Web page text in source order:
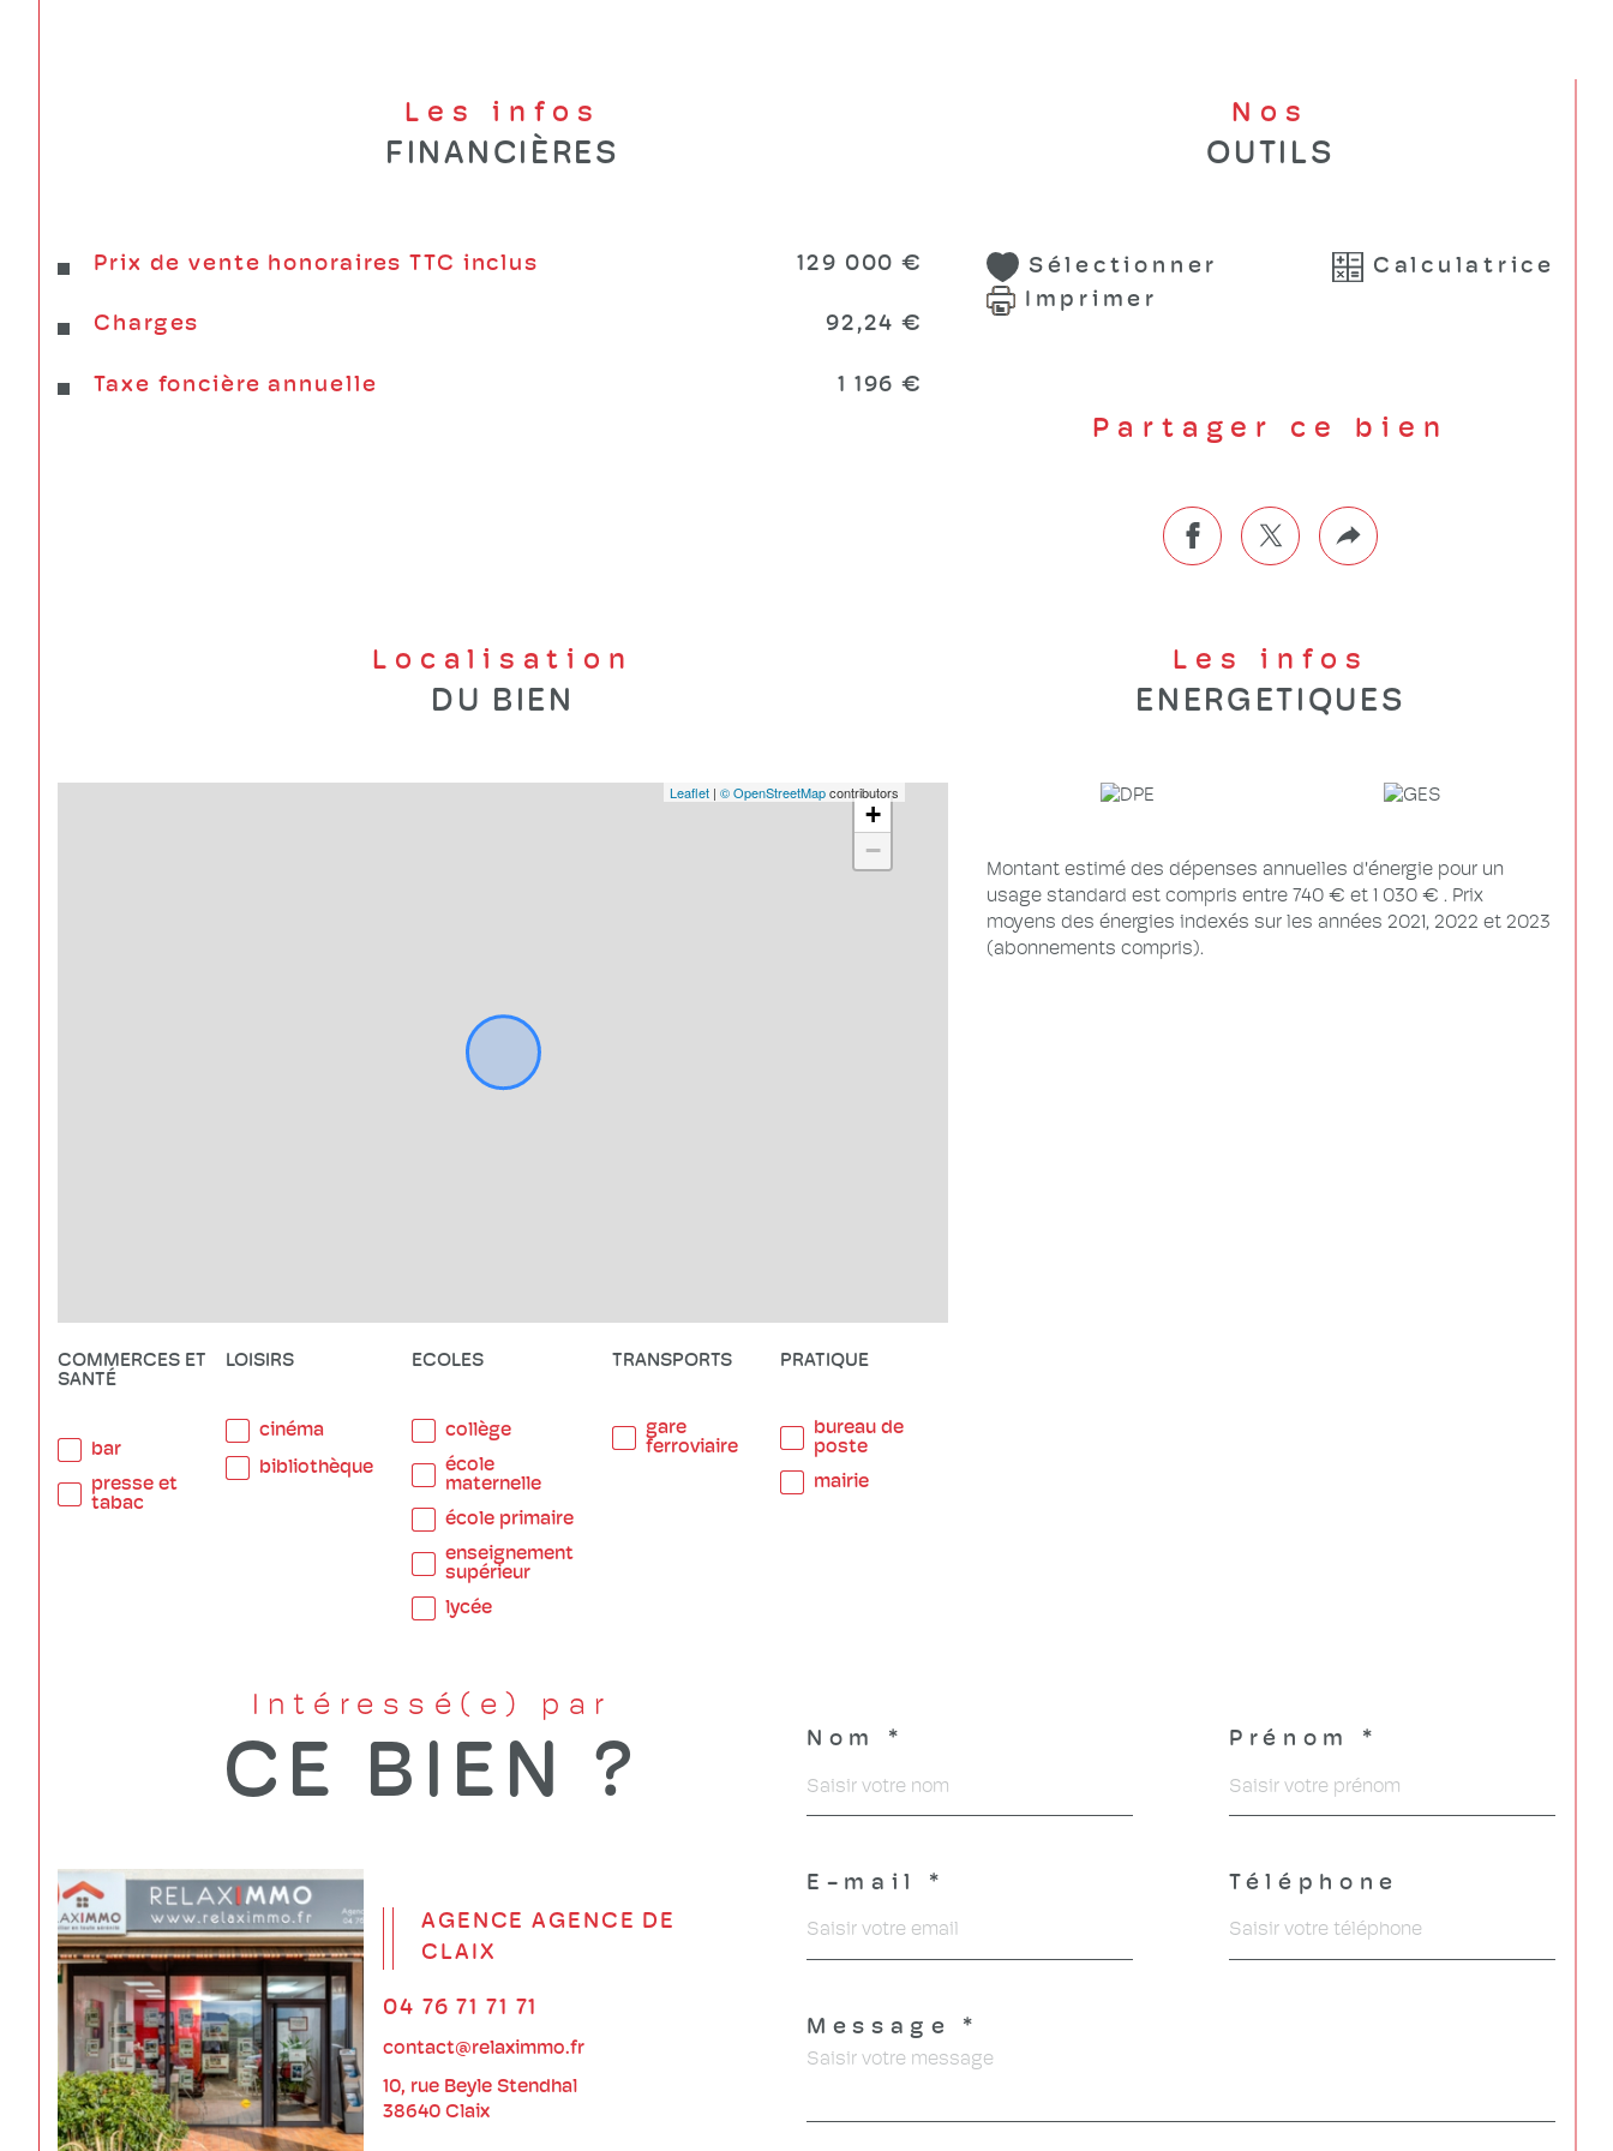
Les infos
FINANCIÈRES
Prix de vente honoraires TTC inclus 129 000 €
Charges 92,24 €
Taxe foncière annuelle 1 196 €
Nos
OUTILS
Sélectionner
Calculatrice
Imprimer
Partager ce bien
Localisation
DU BIEN
+
−
Leaflet| © OpenStreetMapcontributors
COMMERCES ET
SANTÉ
bar
presse et
tabac
LOISIRS
cinéma
bibliothèque
ECOLES
collège
école
maternelle
école primaire
enseignement
supérieur
lycée
TRANSPORTS
gare
ferroviaire
PRATIQUE
bureau de
poste
mairie
Les infos
ENERGETIQUES
Montant estimé des dépenses annuelles d'énergie pour un
usage standard est compris entre 740 € et 1 030 € . Prix
moyens des énergies indexés sur les années 2021, 2022 et 2023
(abonnements compris).
Intéressé(e) par
CE BIEN ?
AGENCE AGENCE DE
CLAIX
04 76 71 71 71
contact@relaximmo.fr
10, rue Beyle Stendhal
38640 Claix
Nom * Prénom *
E-mail * Téléphone
Message *